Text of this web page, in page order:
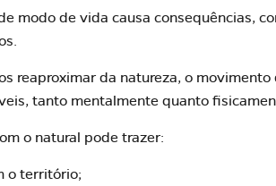
modo de vida causa consequências,
reaproximar da natureza, o
, tanto mentalmente quanto
o natural pode trazer:
o território;